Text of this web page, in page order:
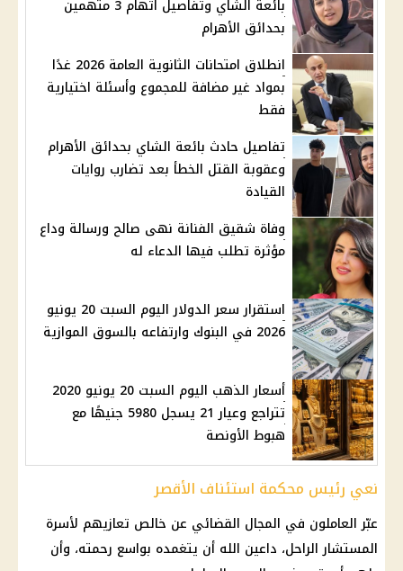
بائعة الشاي وتفاصيل اتهام 3 متهمين
بحدائق الأهرام
انطلاق امتحانات الثانوية العامة 2026 غدًا
بمواد غير مضافة للمجموع وأسئلة اختيارية
فقط
تفاصيل حادث بائعة الشاي بحدائق الأهرام
وعقوبة القتل الخطأ بعد تضارب روايات
القيادة
وفاة شقيق الفنانة نهى صالح ورسالة وداع
مؤثرة تطلب فيها الدعاء له
استقرار سعر الدولار اليوم السبت 20 يونيو
2026 في البنوك وارتفاعه بالسوق الموازية
أسعار الذهب اليوم السبت 20 يونيو 2020
تتراجع وعيار 21 يسجل 5980 جنيهًا مع
هبوط الأونصة
نعي رئيس محكمة استئناف الأقصر
عبّر العاملون في المجال القضائي عن خالص تعازيهم لأسرة
المستشار الراحل، داعين الله أن يتغمده بواسع رحمته، وأن